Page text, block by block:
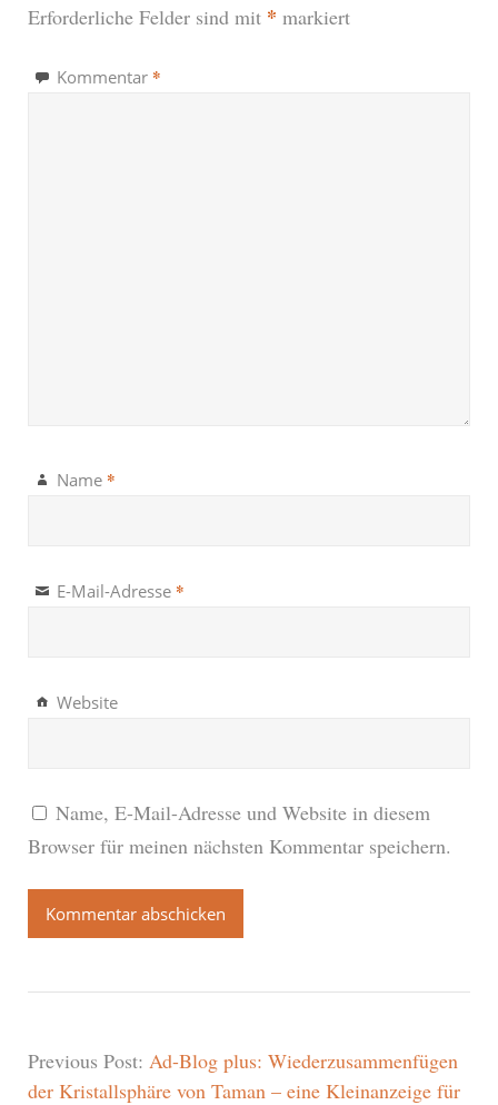
Erforderliche Felder sind mit * markiert
Kommentar *
Name *
E-Mail-Adresse *
Website
Name, E-Mail-Adresse und Website in diesem
Browser für meinen nächsten Kommentar speichern.
Previous Post: Ad-Blog plus: Wiederzusammenfügen
der Kristallsphäre von Taman – eine Kleinanzeige für